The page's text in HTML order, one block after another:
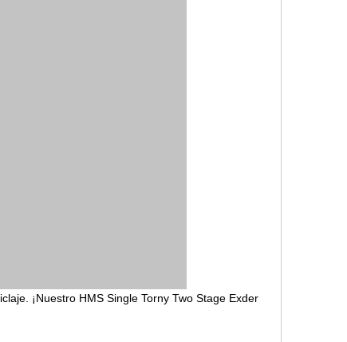
¡Nuestro HMS Single Torny Two Stage Exder